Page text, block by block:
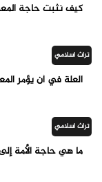
كيف نثبت حاجة
تراث اسلامي
العلة في أن يؤمر
تراث اسلامي
ما هي حاجة الأمة